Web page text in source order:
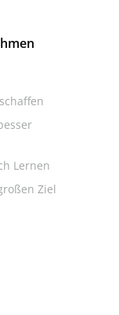
Lernen
Ziel